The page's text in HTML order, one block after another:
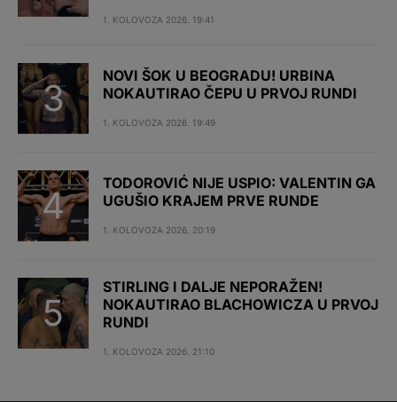
1. KOLOVOZA 2026. 19:41
NOVI ŠOK U BEOGRADU! URBINA
NOKAUTIRAO ČEPU U PRVOJ RUNDI
1. KOLOVOZA 2026. 19:49
TODOROVIĆ NIJE USPIO: VALENTIN GA
UGUŠIO KRAJEM PRVE RUNDE
1. KOLOVOZA 2026. 20:19
STIRLING I DALJE NEPORAŽEN!
NOKAUTIRAO BLACHOWICZA U PRVOJ
RUNDI
1. KOLOVOZA 2026. 21:10